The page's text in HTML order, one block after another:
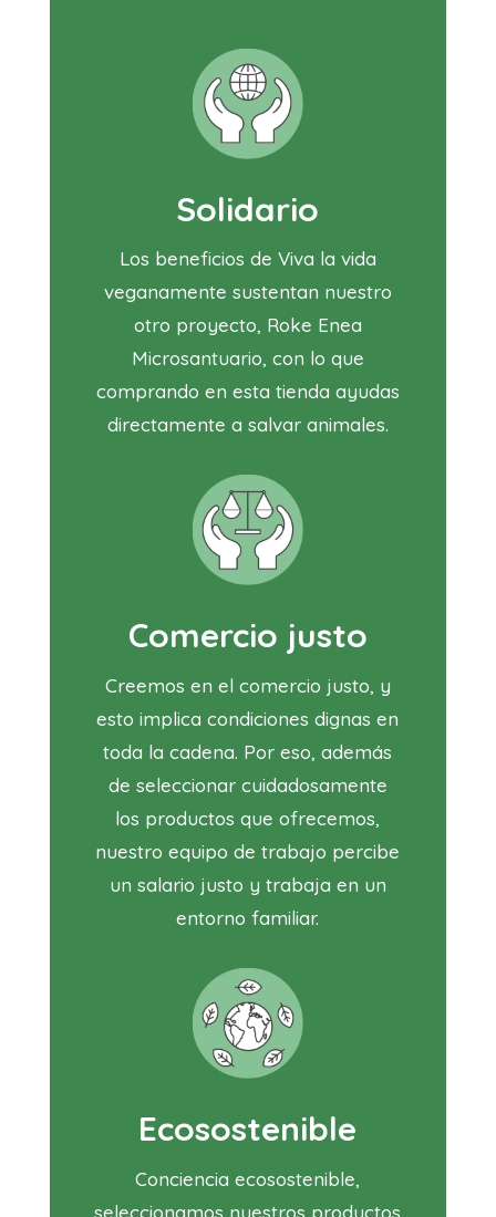
Solidario
Los beneficios de Viva la vida
veganamente sustentan nuestro
otro proyecto, Roke Enea
Microsantuario, con lo que
comprando en esta tienda ayudas
directamente a salvar animales.
Comercio justo
Creemos en el comercio justo, y
esto implica condiciones dignas en
toda la cadena. Por eso, además
de seleccionar cuidadosamente
los productos que ofrecemos,
nuestro equipo de trabajo percibe
un salario justo y trabaja en un
entorno familiar.
Ecosostenible
Conciencia ecosostenible,